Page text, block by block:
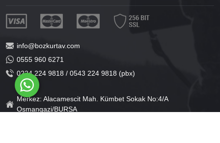
info@bozkurtav.com
0555 960 6271
0224 224 9818 / 0543 224 9818 (pbx)
Merkez: Alacamescit Mah. Kümbet Sokak No:4/A
Osmangazi/BURSA